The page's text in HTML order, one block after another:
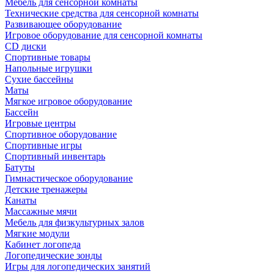
Мебель для сенсорной комнаты
Технические средства для сенсорной комнаты
Развивающее оборудование
Игровое оборудование для сенсорной комнаты
CD диски
Спортивные товары
Напольные игрушки
Сухие бассейны
Маты
Мягкое игровое оборудование
Бассейн
Игровые центры
Спортивное оборудование
Спортивные игры
Спортивный инвентарь
Батуты
Гимнастическое оборудование
Детские тренажеры
Канаты
Массажные мячи
Мебель для физкультурных залов
Мягкие модули
Кабинет логопеда
Логопедические зонды
Игры для логопедических занятий